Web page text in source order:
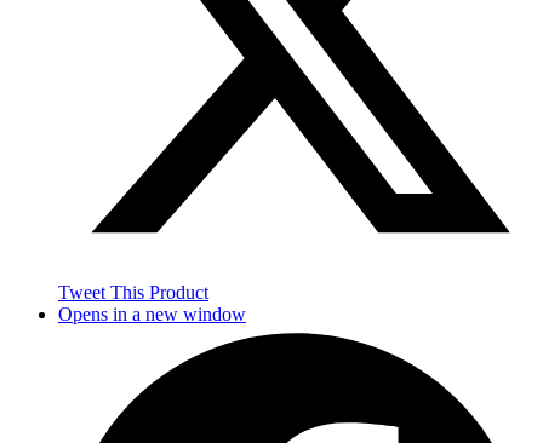
Tweet This Product
Opens in a new window